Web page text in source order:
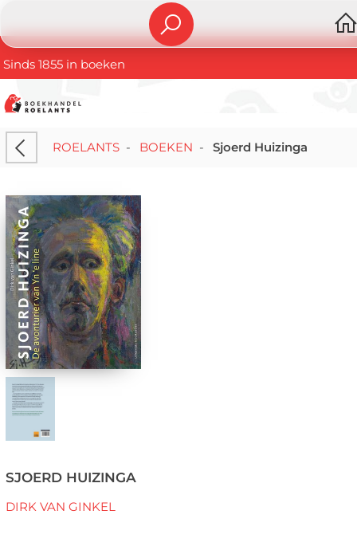
Sinds 1855 in boeken
ROELANTS- BOEKEN - Sjoerd Huizinga
SJOERD HUIZINGA
DIRK VAN GINKEL